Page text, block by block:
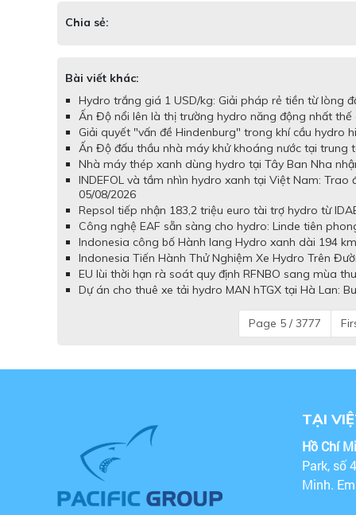
Chia sẻ:
Bài viết khác:
Hydro trắng giá 1 USD/kg: Giải pháp rẻ tiền từ lòng
Ấn Độ nổi lên là thị trường hydro năng động nhất
Giải quyết "vấn đề Hindenburg" trong khí cầu hydro
Ấn Độ đấu thầu nhà máy khử khoáng nước tại trung
Nhà máy thép xanh dùng hydro tại Tây Ban Nha
INDEFOL và tầm nhìn hydro xanh tại Việt Nam:
05/08/2026
Repsol tiếp nhận 183,2 triệu euro tài trợ hydro từ
Công nghệ EAF sẵn sàng cho hydro: Linde tiên
Indonesia công bố Hành lang Hydro xanh dài 194
Indonesia Tiến Hành Thử Nghiệm Xe Hydro Trên
EU lùi thời hạn rà soát quy định RFNBO sang mùa
Dự án cho thuê xe tải hydro MAN hTGX tại Hà Lan:
Page 5 / 3777
TẠI
Hồ Chí
Park, số
Minh.